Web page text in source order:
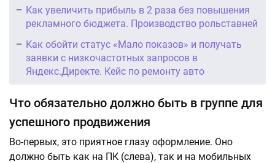
Как увеличить прибыль в 2 раза без повышения
рекламного бюджета. Производство рольставней
Как обойти статус «Мало показов» и получать
заявки с низкочастотных запросов в
Яндекс.Директе. Кейс по ремонту авто
Что обязательно должно быть в группе для
успешного продвижения
Во-первых, это приятное глазу оформление. Оно
должно быть как на ПК (слева), так и на мобильных